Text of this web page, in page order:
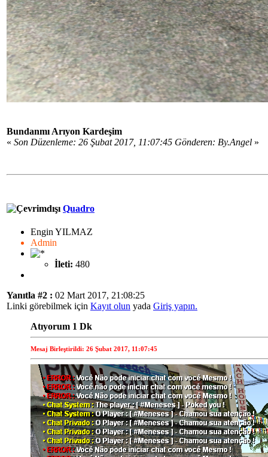
Bundanmı Arıyon Kardeşim
« Son Düzenleme: 26 Şubat 2017, 11:07:45 Gönderen: By.Angel »
Quadro
Engin YILMAZ
Admin
İleti: 480
Yanıtla #2 : 02 Mart 2017, 21:08:25
Linki görebilmek için Kayıt olun yada Giriş yapın.
Atıyorum 1 Dk
Mesaj Birleştirildi: 26 Şubat 2017, 11:07:45